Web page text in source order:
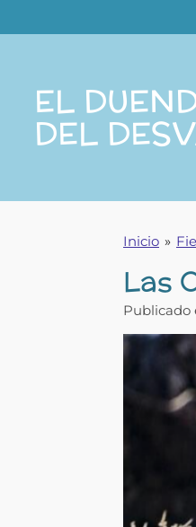
al
EL
DEL
Inicio »
Las
Publicado